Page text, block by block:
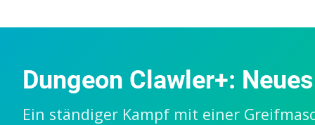
Dungeon Clawler+:
Ein ständiger Kampf mit einer